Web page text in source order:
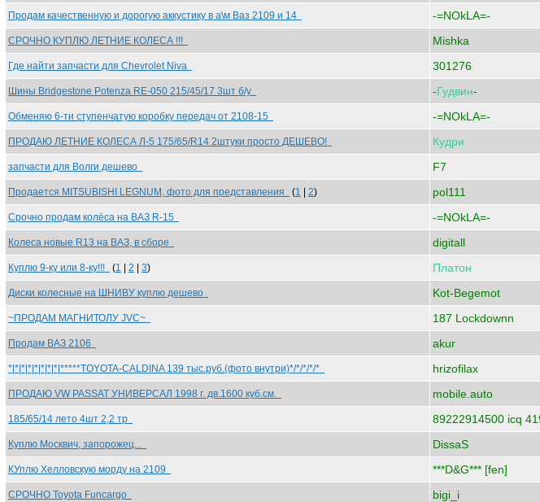
Продам качественную и дорогую аккустику в а\м Ваз 2109 и 14 -=NOkLA=-
СРОЧНО КУПЛЮ ЛЕТНИЕ КОЛЕСА !!! Mishka
Где найти запчасти для Chevrolet Niva 301276
Шины Bridgestone Potenza RE-050 215/45/17 3шт б/у -Гудвин-
Обменяю 6-ти ступенчатую коробку передач от 2108-15 -=NOkLA=-
ПРОДАЮ ЛЕТНИЕ КОЛЕСА Л-5 175/65/R14 2штуки просто ДЕШЕВО! Кудри
запчасти для Волги дешево F7
Продается MITSUBISHI LEGNUM, фото для представления (1 2) pol111
Срочно продам колёса на ВАЗ R-15 -=NOkLA=-
Колеса новые R13 на ВАЗ, в сборе digitall
Куплю 9-ку или 8-ку!!! (1 2 3) Платон
Диски колесные на ШНИВУ куплю дешево Kot-Begemot
~ПРОДАМ МАГНИТОЛУ JVC~ 187 Lockdownn
Продам ВАЗ 2106 akur
*|*|*|*|*|*|*|*|*****TOYOTA-CALDINA 139 тыс.руб.(фото внутри)*/*/*/*/* hrizofilax
ПРОДАЮ VW PASSAT УНИВЕРСАЛ 1998 г. дв.1600 куб.см. mobile.auto
185/65/14 лето 4шт 2,2 тр 89222914500 icq
Куплю Москвич, запорожец... DissaS
КУплю Хелловскую морду на 2109 ***D&G*** [fen]
СРОЧНО Toyota Funcargo bigi_i